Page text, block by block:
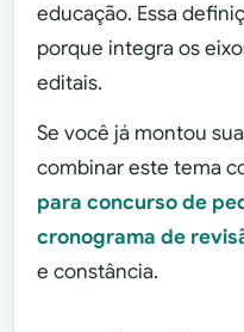
educação. Essa
porque integra os
editais.
Se você já montou
combinar este tema
para concurso de
cronograma de
e constância.